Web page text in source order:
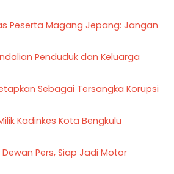
Peserta Magang Jepang: Jangan
Penduduk dan Keluarga
Sebagai Tersangka Korupsi
Kadinkes Kota Bengkulu
Dewan Pers, Siap Jadi Motor